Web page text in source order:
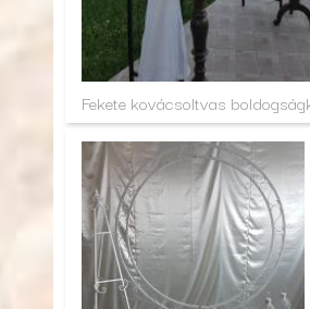
Fekete kovácsoltvas